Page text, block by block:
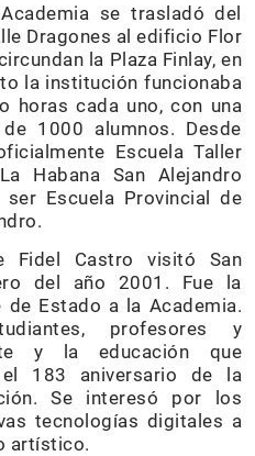
se trasladó del
Dragones al edificio Flor
la Plaza Finlay, en
la institución funcionaba
horas cada uno, con una
1000 alumnos. Desde
Escuela Taller
Habana San Alejandro
Escuela Provincial de
Fidel Castro visitó San
del año 2001. Fue la
Estado a la Academia.
profesores y
y la educación que
183 aniversario de la
Se interesó por los
tecnologías digitales a
artístico.